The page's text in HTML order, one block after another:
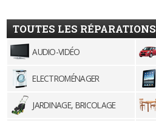
TOUTES LES RÉPARATIONS
AUDIO-VIDÉO
ELECTROMÉNAGER
JARDINAGE, BRICOLAGE